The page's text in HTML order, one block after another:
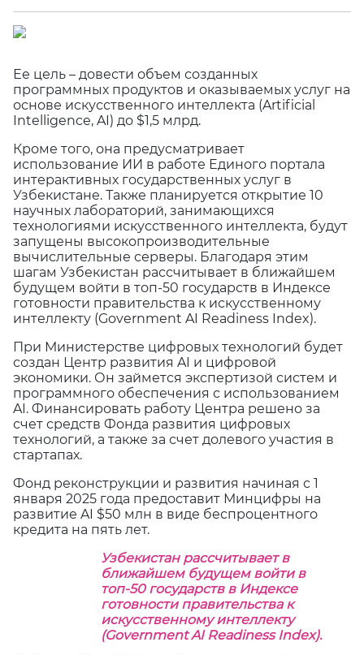
Ее цель – довести объем созданных
программных продуктов и оказываемых услуг на
основе искусственного интеллекта (Artificial
Intelligence, AI) до $1,5 млрд.
Кроме того, она предусматривает
использование ИИ в работе Единого портала
интерактивных государственных услуг в
Узбекистане. Также планируется открытие 10
научных лабораторий, занимающихся
технологиями искусственного интеллекта, будут
запущены высокопроизводительные
вычислительные серверы. Благодаря этим
шагам Узбекистан рассчитывает в ближайшем
будущем войти в топ-50 государств в Индексе
готовности правительства к искусственному
интеллекту (Government AI Readiness Index).
При Министерстве цифровых технологий будет
создан Центр развития AI и цифровой
экономики. Он займется экспертизой систем и
программного обеспечения с использованием
AI. Финансировать работу Центра решено за
счет средств Фонда развития цифровых
технологий, а также за счет долевого участия в
стартапах.
Фонд реконструкции и развития начиная с 1
января 2025 года предоставит Минцифры на
развитие AI $50 млн в виде беспроцентного
кредита на пять лет.
Узбекистан рассчитывает в
ближайшем будущем войти в
топ-50 государств в Индексе
готовности правительства к
искусственному интеллекту
(Government AI Readiness Index).